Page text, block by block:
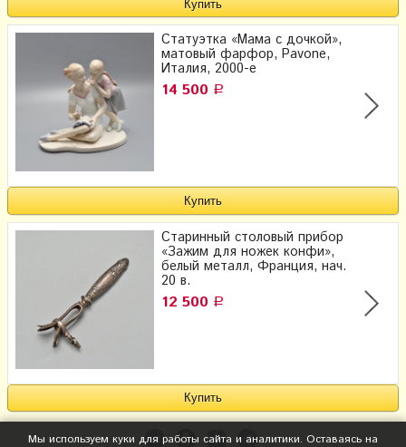
Статуэтка «Мама с дочкой»,
матовый фарфор, Pavone,
Италия, 2000-е
14 500 Р
Старинный столовый прибор
«Зажим для ножек конфи»,
белый металл, Франция, нач.
20 в.
12 500 Р
Мы используем куки для работы сайта и аналитики. Оставаясь на